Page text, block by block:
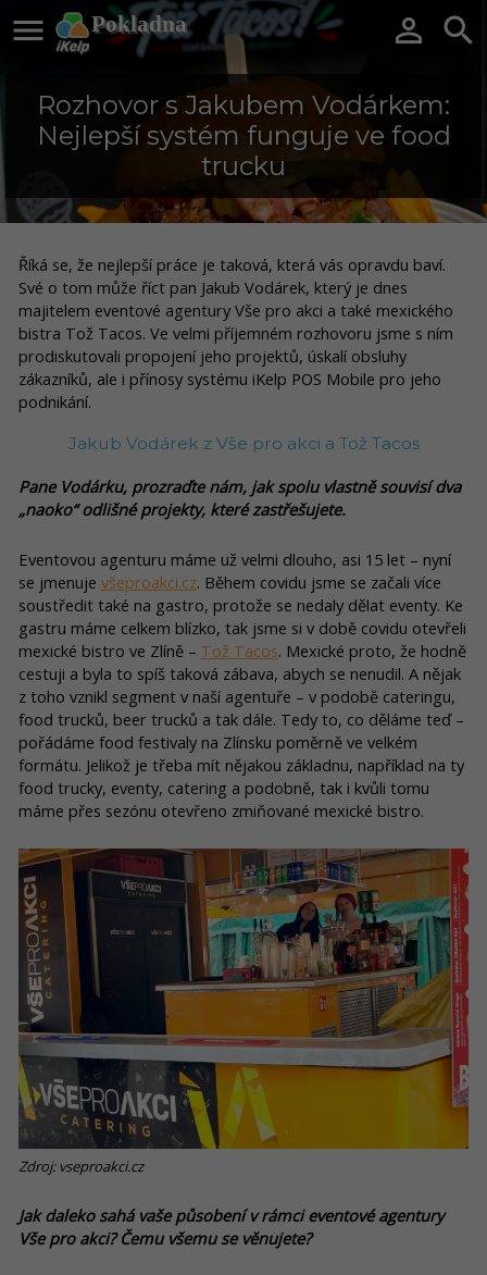
Pokladna
  
Rozhovor s Jakubem Vodárkem:
Nejlepší systém funguje ve food
trucku
Říká se, že nejlepší práce je taková, která vás opravdu baví.
Své o tom může říct pan Jakub Vodárek, který je dnes
majitelem eventové agentury Vše pro akci a také mexického
bistra Tož Tacos. Ve velmi příjemném rozhovoru jsme s ním
prodiskutovali propojení jeho projektů, úskalí obsluhy
zákazníků, ale i přínosy systému iKelp POS Mobile pro jeho
podnikání.
Jakub Vodárek z Vše pro akci a Tož Tacos
Pane Vodárku, prozraďte nám, jak spolu vlastně souvisí dva
„naoko“ odlišné projekty, které zastřešujete.
Eventovou agenturu máme už velmi dlouho, asi 15 let – nyní
se jmenuje všeproakci.cz. Během covidu jsme se začali více
soustředit také na gastro, protože se nedaly dělat eventy. Ke
gastru máme celkem blízko, tak jsme si v době covidu otevřeli
mexické bistro ve Zlíně – Tož Tacos. Mexické proto, že hodně
cestuji a byla to spíš taková zábava, abych se nenudil. A nějak
z toho vznikl segment v naší agentuře – v podobě cateringu,
food trucků, beer trucků a tak dále. Tedy to, co děláme teď –
pořádáme food festivaly na Zlínsku poměrně ve velkém
formátu. Jelikož je třeba mít nějakou základnu, například na ty
food trucky, eventy, catering a podobně, tak i kvůli tomu
máme přes sezónu otevřeno zmiňované mexické bistro.
Zdroj: vseproakci.cz
Jak daleko sahá vaše působení v rámci eventové agentury
Vše pro akci? Čemu všemu se věnujete?